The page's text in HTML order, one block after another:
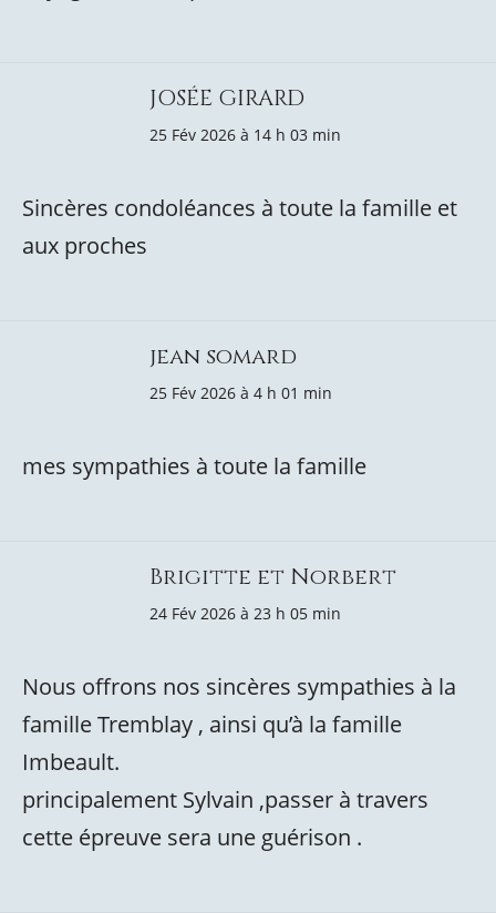
JOSÉE GIRARD
25 Fév 2026 à 14 h 03 min
Sincères condoléances à toute la famille et
aux proches
jean somard
25 Fév 2026 à 4 h 01 min
mes sympathies à toute la famille
Brigitte et Norbert
24 Fév 2026 à 23 h 05 min
Nous offrons nos sincères sympathies à la
famille Tremblay , ainsi qu’à la famille
Imbeault.
principalement Sylvain ,passer à travers
cette épreuve sera une guérison .